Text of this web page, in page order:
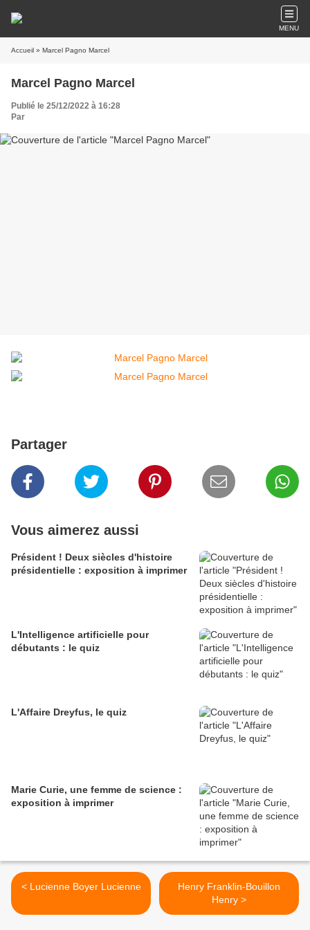
MENU
Accueil » Marcel Pagno Marcel
Marcel Pagno Marcel
Publié le 25/12/2022 à 16:28
Par
Partager
Vous aimerez aussi
Président ! Deux siècles d'histoire
présidentielle : exposition à imprimer
L'Intelligence artificielle pour
débutants : le quiz
L'Affaire Dreyfus, le quiz
Marie Curie, une femme de science :
exposition à imprimer
< Lucienne Boyer Lucienne
Henry Franklin-Bouillon
Henry >